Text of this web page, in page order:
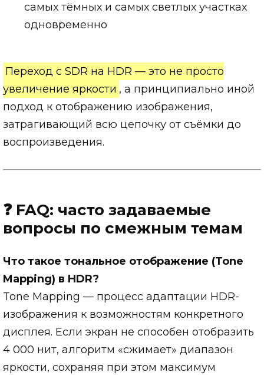
самых тёмных и самых светлых участках
одновременно
Переход с SDR на HDR — это не просто
увеличение яркости , а принципиально иной
подход к отображению изображения,
затрагивающий всю цепочку от съёмки до
воспроизведения.
❓ FAQ: часто задаваемые
вопросы по смежным темам
Что такое тональное отображение (Tone
Mapping) в HDR?
Tone Mapping — процесс адаптации HDR-
изображения к возможностям конкретного
дисплея. Если экран не способен отобразить
4 000 нит, алгоритм «сжимает» диапазон
яркости, сохраняя при этом максимум